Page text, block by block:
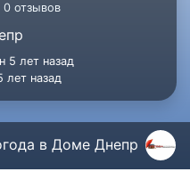
0 отзывов
5 лет назад
лет назад
в Доме Днепр